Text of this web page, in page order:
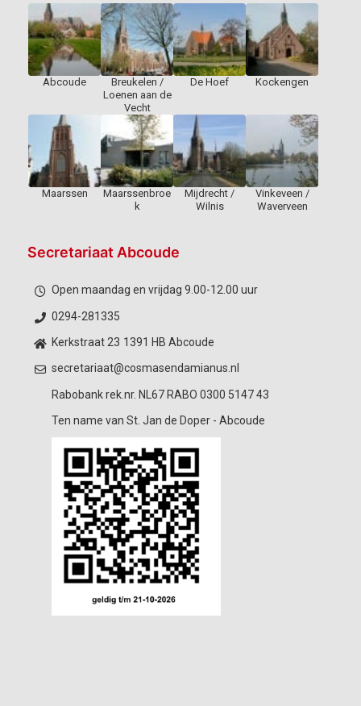
Abcoude
Breukelen /
Loenen aan de
Vecht
De Hoef Kockengen
Maarssen
Maarssenbroe
k
Mijdrecht /
Wilnis
Vinkeveen /
Waverveen
Secretariaat Abcoude
Open maandag en vrijdag 9.00-12.00 uur
0294-281335
Kerkstraat 23 1391 HB Abcoude
secretariaat@cosmasendamianus.nl
Rabobank rek.nr. NL67 RABO 0300 5147 43
Ten name van St. Jan de Doper - Abcoude